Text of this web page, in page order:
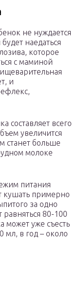
не нуждается
наедаться
которое
с маминой
и
составляет всего
увеличится
станет больше
молоке
питания
кушать примерно
за одно
80-100
может уже съесть
мл, в год – около